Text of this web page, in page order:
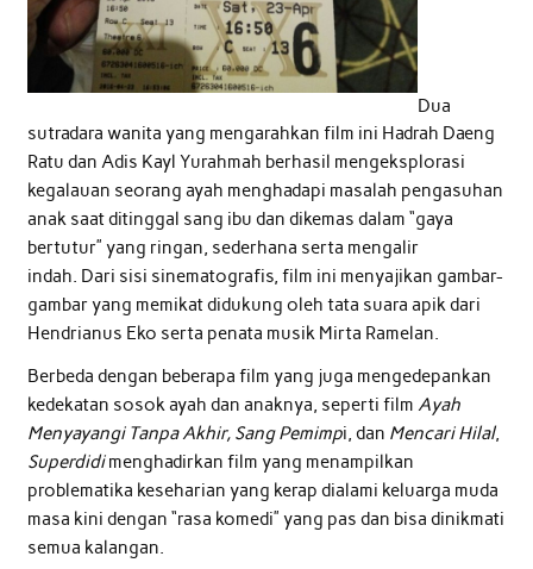
Dua
sutradara wanita yang mengarahkan film ini Hadrah Daeng
Ratu dan Adis Kayl Yurahmah berhasil mengeksplorasi
kegalauan seorang ayah menghadapi masalah pengasuhan
anak saat ditinggal sang ibu dan dikemas dalam “gaya
bertutur” yang ringan, sederhana serta mengalir
indah. Dari sisi sinematografis, film ini menyajikan gambar-
gambar yang memikat didukung oleh tata suara apik dari
Hendrianus Eko serta penata musik Mirta Ramelan.
Berbeda dengan beberapa film yang juga mengedepankan
kedekatan sosok ayah dan anaknya, seperti film Ayah
Menyayangi Tanpa Akhir, Sang Pemimpi, dan Mencari Hilal,
Superdidimenghadirkan film yang menampilkan
problematika keseharian yang kerap dialami keluarga muda
masa kini dengan “rasa komedi” yang pas dan bisa dinikmati
semua kalangan.